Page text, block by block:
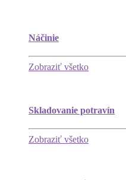
Náčinie
Zobraziť všetko
Skladovanie potravín
Zobraziť všetko